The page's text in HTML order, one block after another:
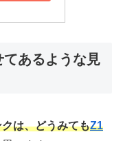
あるような見
は、どうみてもZ1